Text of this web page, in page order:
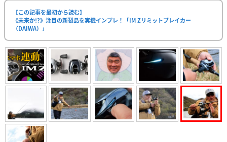
【この記事を最初から読む】
《未来か!?》注目の新製品を実機インプレ！「IM Zリミットブレイカー
（DAIWA）」